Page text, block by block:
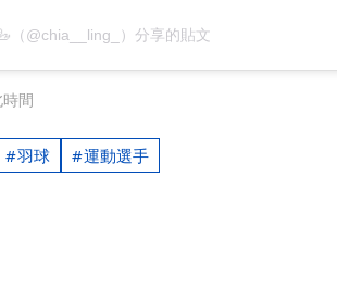
（@chia__ling_）分享的貼文
間
羽球 運動選手